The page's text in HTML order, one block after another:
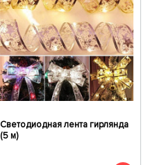
Светодиодная лента гирлянда
(5 м)